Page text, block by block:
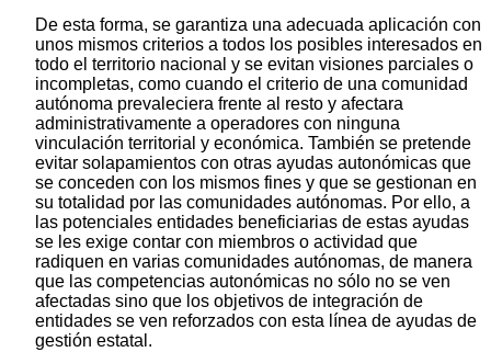
De esta forma, se garantiza una adecuada aplicación con
unos mismos criterios a todos los posibles interesados en
todo el territorio nacional y se evitan visiones parciales o
incompletas, como cuando el criterio de una comunidad
autónoma prevaleciera frente al resto y afectara
administrativamente a operadores con ninguna
vinculación territorial y económica. También se pretende
evitar solapamientos con otras ayudas autonómicas que
se conceden con los mismos fines y que se gestionan en
su totalidad por las comunidades autónomas. Por ello, a
las potenciales entidades beneficiarias de estas ayudas
se les exige contar con miembros o actividad que
radiquen en varias comunidades autónomas, de manera
que las competencias autonómicas no sólo no se ven
afectadas sino que los objetivos de integración de
entidades se ven reforzados con esta línea de ayudas de
gestión estatal.